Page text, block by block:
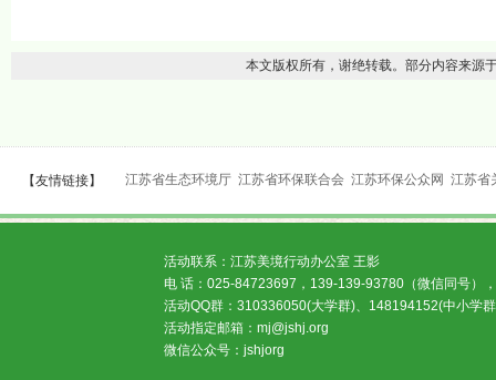
本文版权所有，谢绝转载。部分内容来源
【友情链接】 江苏省生态环境厅 江苏省环保联合会 江苏环保公众网 江苏省
活动联系：江苏美境行动办公室 王影
电 话：025-84723697，139-139-93780（微信同号）
活动QQ群：310336050(大学群)、148194152(中小学
活动指定邮箱：mj@jshj.org
微信公众号：jshjorg